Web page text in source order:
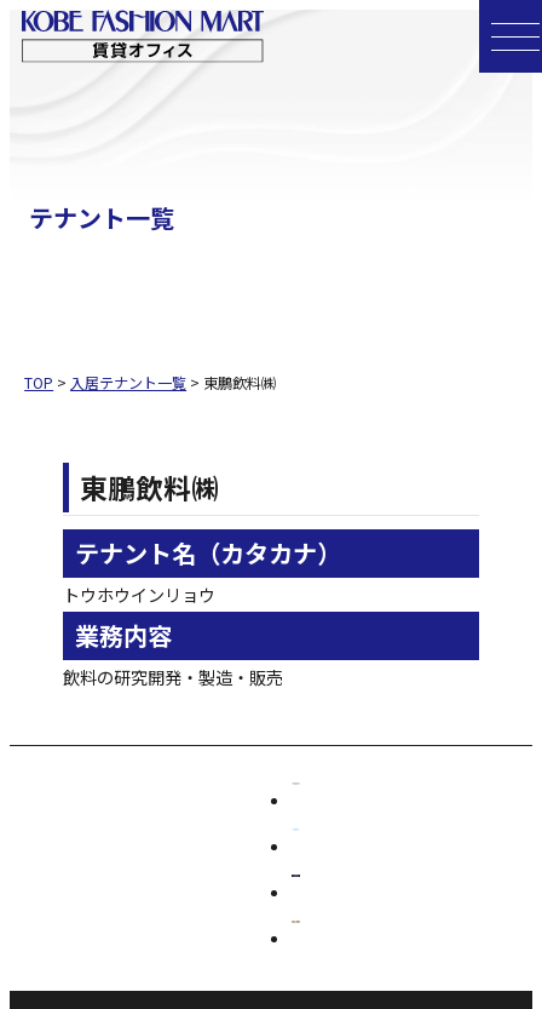
コ
ン
テナント一覧
TOP > 入居テナント一覧 > 東鵬飲料㈱
東鵬飲料㈱
テナント名（カタカナ）
トウホウインリョウ
業務内容
飲料の研究開発・製造・販売